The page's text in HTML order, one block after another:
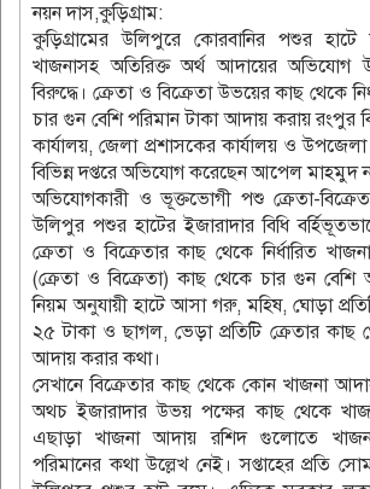
নয়ন দাস,কুড়িগ্রাম:
কুড়িগ্রামের উলিপুরে কোরবানির পশুর হাটে
খাজনাসহ অতিরিক্ত অর্থ আদায়ের অভিযোগ
বিরুদ্ধে। ক্রেতা ও বিক্রেতা উভয়ের কাছ থেকে
চার গুন বেশি পরিমান টাকা আদায় করায় রংপুর
কার্যালয়, জেলা প্রশাসকের কার্যালয় ও উপজেলা
বিভিন্ন দপ্তরে অভিযোগ করেছেন আপেল মাহমুদ
অভিযোগকারী ও ভূক্তভোগী পশু ক্রেতা-
উলিপুর পশুর হাটের ইজারাদার বিধি
ক্রেতা ও বিক্রেতার কাছ থেকে নির্ধারিত
(ক্রেতা ও বিক্রেতা) কাছ থেকে চার গুন
নিয়ম অনুযায়ী হাটে আসা গরু, মহিষ, ঘোড়া
২৫ টাকা ও ছাগল, ভেড়া প্রতিটি ক্রেতার কাছ
আদায় করার কথা।
সেখানে বিক্রেতার কাছ থেকে কোন খাজনা
অথচ ইজারাদার উভয় পক্ষের কাছ থেকে
এছাড়া খাজনা আদায় রশিদ গুলোতে
পরিমানের কথা উল্লেখ নেই। সপ্তাহের প্রতি